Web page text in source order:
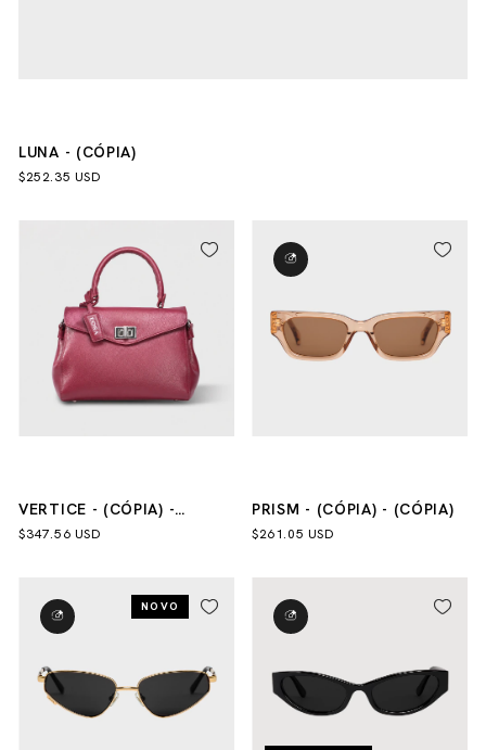
LUNA - (CÓPIA)
$252.35 USD
VERTICE - (CÓPIA) -
(CÓPIA) - (CÓPIA) - (CÓPIA)
$347.56 USD
PRISM - (CÓPIA) - (CÓPIA)
$261.05 USD
NOVO